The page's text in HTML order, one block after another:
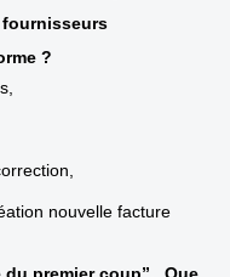
?
nouvelle facture
premier coup”
Que